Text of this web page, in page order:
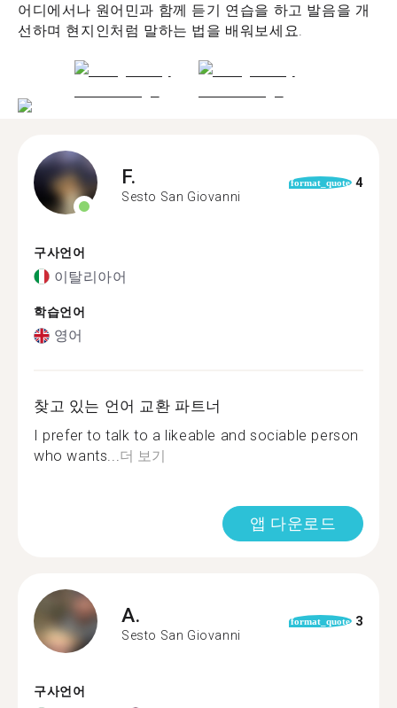
어디에서나 원어민과 함께 듣기 연습을 하고 발음을 개
선하며 현지인처럼 말하는 법을 배워보세요.
F.
Sesto San Giovanni
format_quote 4
구사언어
이탈리아어
학습언어
영어
찾고 있는 언어 교환 파트너
I prefer to talk to a likeable and sociable person
who wants...더 보기
앱 다운로드
A.
Sesto San Giovanni
format_quote 3
구사언어